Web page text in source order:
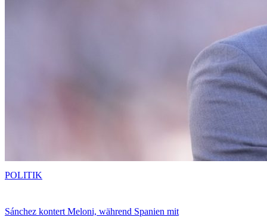
Sánchez kontert Meloni, während Spanien mit
POLITIK